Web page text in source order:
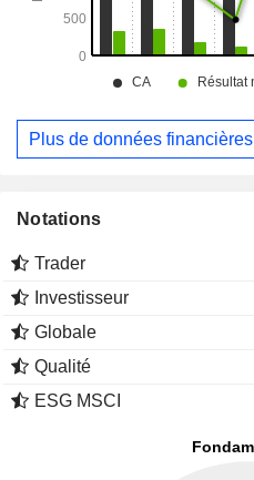
Plus de données financières
Notations
Trader
Investisseur
Globale
Qualité
ESG MSCI